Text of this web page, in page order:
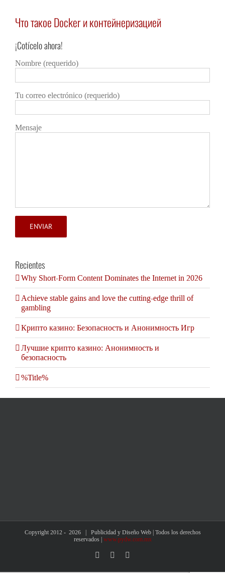
Что такое Docker и контейнеризацией
Detalles
¡Cotícelo ahora!
Nombre (requerido)
Tu correo electrónico (requerido)
Mensaje
Recientes
Why Short-Form Content Dominates the Internet in 2026
Achieve stable gains and love the cutting-edge thrill of
gambling
Крипто казино: Безопасность и Анонимность Игр
Лучшие крипто казино: Анонимность и
безопасность
%Title%
Copyright 2012 - 2026 | Publicidad y Diseño Web | Todos los derechos
reservados | www.pydw.com.mx
Facebook